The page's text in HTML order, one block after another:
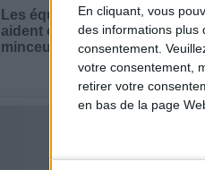
En cliquant, vous
des informations plus
consentement.
votre consentement,
retirer votre
en bas de la page
Les équipes du Service-
aident chaque semaine à
minceur.